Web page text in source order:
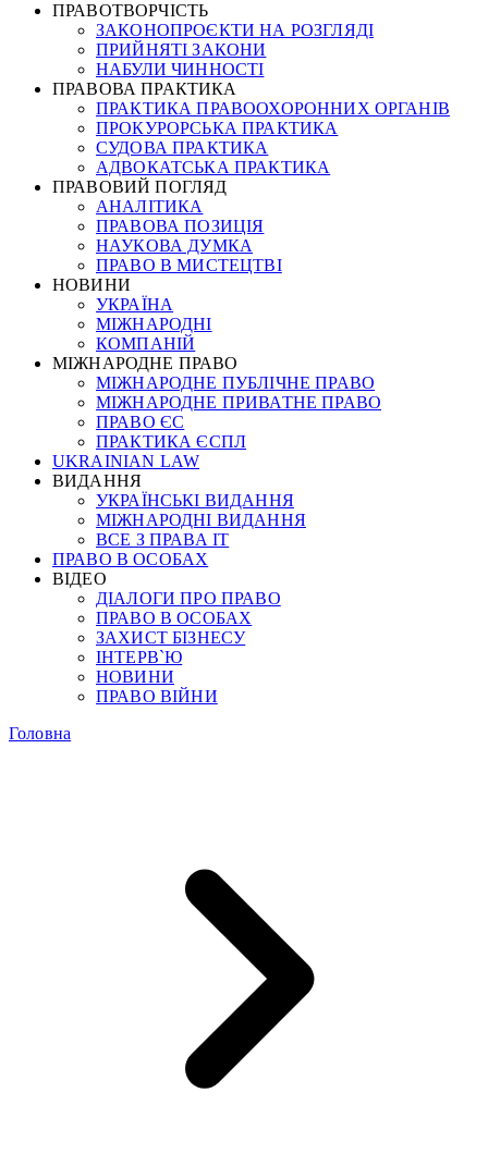
ПРАВОТВОРЧІСТЬ
ЗАКОНОПРОЄКТИ НА РОЗГЛЯДІ
ПРИЙНЯТІ ЗАКОНИ
НАБУЛИ ЧИННОСТІ
ПРАВОВА ПРАКТИКА
ПРАКТИКА ПРАВООХОРОННИХ ОРГАНІВ
ПРОКУРОРСЬКА ПРАКТИКА
СУДОВА ПРАКТИКА
АДВОКАТСЬКА ПРАКТИКА
ПРАВОВИЙ ПОГЛЯД
АНАЛІТИКА
ПРАВОВА ПОЗИЦІЯ
НАУКОВА ДУМКА
ПРАВО В МИСТЕЦТВІ
НОВИНИ
УКРАЇНА
МІЖНАРОДНІ
КОМПАНІЙ
МІЖНАРОДНЕ ПРАВО
МІЖНАРОДНЕ ПУБЛІЧНЕ ПРАВО
МІЖНАРОДНЕ ПРИВАТНЕ ПРАВО
ПРАВО ЄС
ПРАКТИКА ЄСПЛ
UKRAINIAN LAW
ВИДАННЯ
УКРАЇНСЬКІ ВИДАННЯ
МІЖНАРОДНІ ВИДАННЯ
ВСЕ З ПРАВА ІТ
ПРАВО В ОСОБАХ
ВІДЕО
ДІАЛОГИ ПРО ПРАВО
ПРАВО В ОСОБАХ
ЗАХИСТ БІЗНЕСУ
ІНТЕРВ`Ю
НОВИНИ
ПРАВО ВІЙНИ
Головна